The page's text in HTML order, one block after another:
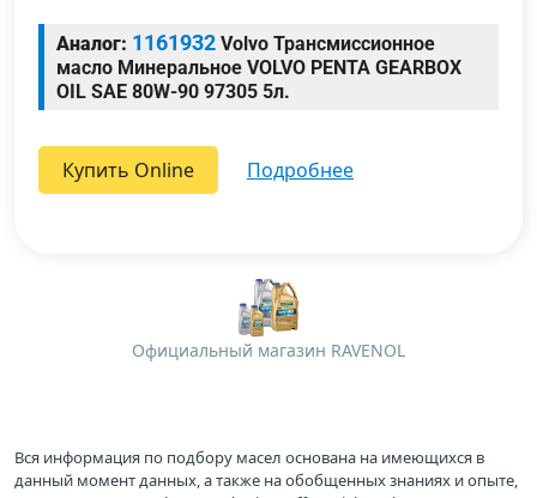
Аналог: 1161932 Volvo Трансмиссионное
масло Минеральное VOLVO PENTA GEARBOX
OIL SAE 80W-90 97305 5л.
Купить Online подробнее
Официальный магазин RAVENOL
Вся информация по подбору масел основана на имеющихся в
данный момент данных, а также на обобщенных знаниях и опыте,